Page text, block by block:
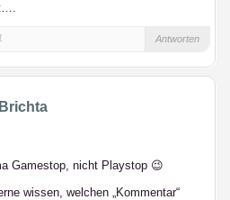
Antworten
Gamestop, nicht Playstop 😉
wissen, welchen „Kommentar“